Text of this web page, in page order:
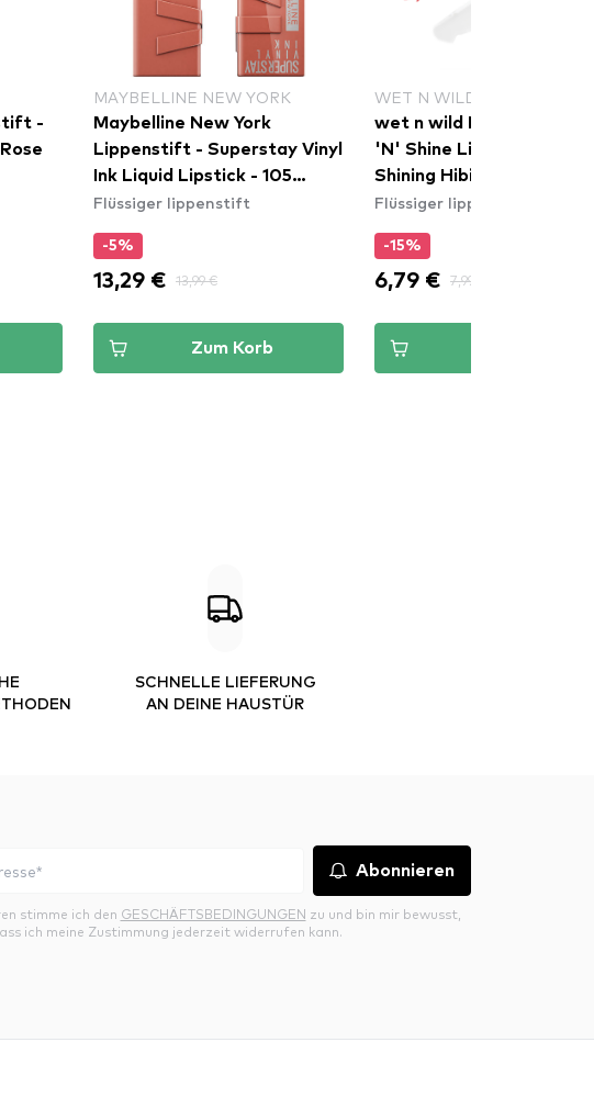
-
MAYBELLINE NEW YORK
Maybelline New York
Lippenstift - Superstay Vinyl
Ink Liquid Lipstick - 105
Golden
Flüssiger lippenstift
-5%
13,29 € 13,99 €
Zum Korb
WET N WILD
wet n wild MegaLast
'N' Shine Lip Color +
Shining Hibiscus
Flüssiger lippenstift
-15%
6,79 € 7,99 €
SCHNELLE LIEFERUNG
AN DEINE HAUSTÜR
Abonnieren
stimme ich den GESCHÄFTSBEDINGUNGEN zu und bin mir bewusst,
ich meine Zustimmung jederzeit widerrufen kann.